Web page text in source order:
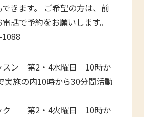
きます。 ご希望の方は、前
話で予約をお願いします。
ン 第2・4水曜日 10時か
実施の内10時から30分間活動
第2・4火曜日 10時か